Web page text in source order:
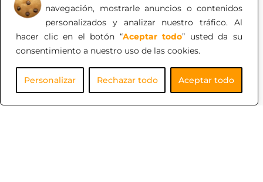
navegación, mostrarle anuncios o contenidos
personalizados y analizar nuestro tráfico. Al
hacer clic en el botón “Aceptar todo” usted da su
consentimiento a nuestro uso de las cookies.
Personalizar Rechazar todo Aceptar todo